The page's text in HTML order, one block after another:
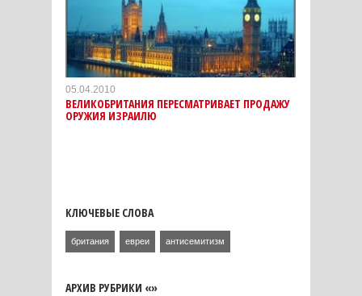
05.04.2010
ВЕЛИКОБРИТАНИЯ ПЕРЕСМАТРИВАЕТ ПРОДАЖУ
ОРУЖИЯ ИЗРАИЛЮ
КЛЮЧЕВЫЕ СЛОВА
британия евреи антисемитизм
АРХИВ РУБРИКИ «»